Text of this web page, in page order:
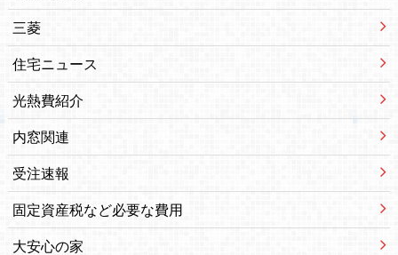
三菱
住宅ニュース
光熱費紹介
内窓関連
受注速報
固定資産税など必要な費用
大安心の家